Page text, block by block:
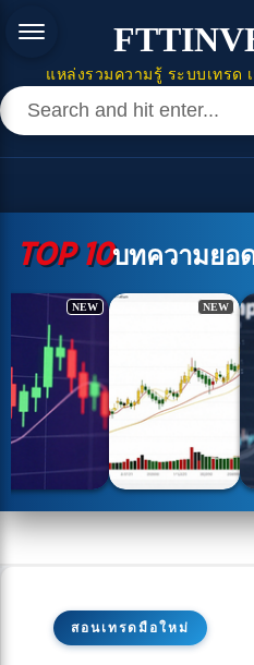
แหล่งรวมความรู้ ระบบเทรด
TOP 10บทความยอ
NEW NEW
สอนเทรดมือใหม่